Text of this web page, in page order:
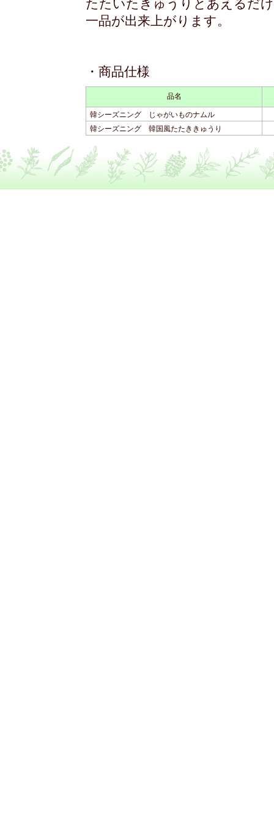
たたいたきゅうりとあえるだ
一品が出来上がります。
・商品仕様
品名
韓シーズニング じゃがいものナムル
韓シーズニング 韓国風たたききゅうり